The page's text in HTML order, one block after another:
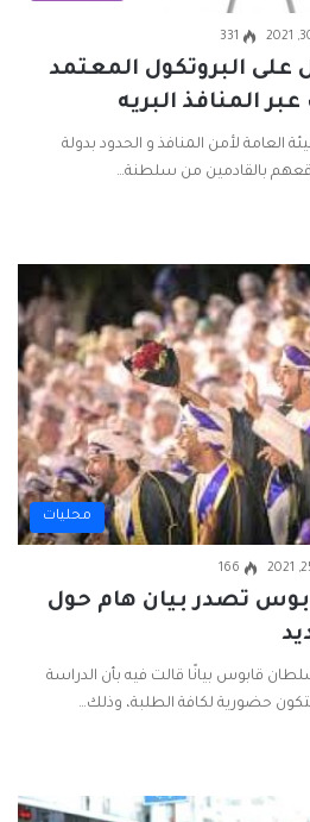
331
البروتكول المعتمد
المنافذ البريه
العامة لأمن المنافذ و الحدود بدولة
بالقادمين من سلطنة…
محليات
166
تصدر بيان هام حول
قابوس بيانًا قالت فيه بأن الدراسة